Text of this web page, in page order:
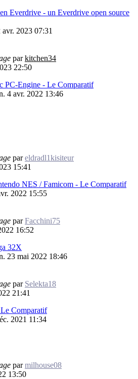
Everdrive - un Everdrive open source
avr. 2023 07:31
parkitchen34
22:50
Engine - Le Comparatif
4 avr. 2022 13:46
pareldradl1kisiteur
15:41
NES / Famicom - Le Comparatif
2022 15:55
parFacchini75
16:52
32X
23 mai 2022 18:46
par Selekta18
21:41
Comparatif
2021 11:34
parmilhouse08
13:50